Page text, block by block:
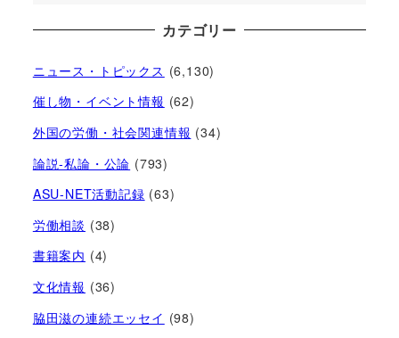
カテゴリー
ニュース・トピックス (6,130)
催し物・イベント情報 (62)
外国の労働・社会関連情報 (34)
論説-私論・公論 (793)
ASU-NET活動記録 (63)
労働相談 (38)
書籍案内 (4)
文化情報 (36)
脇田滋の連続エッセイ (98)